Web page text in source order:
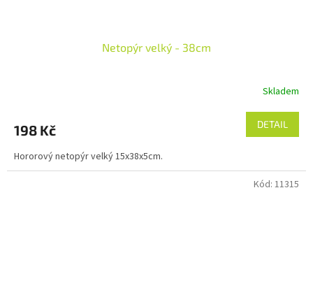
Netopýr velký - 38cm
Skladem
198 Kč DETAIL
Hororový netopýr velký 15x38x5cm.
Kód: 11315